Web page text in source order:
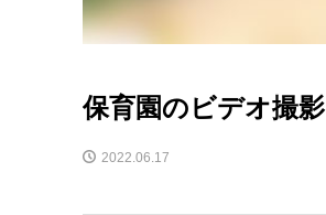
保育園のビデオ撮影
2022.06.17